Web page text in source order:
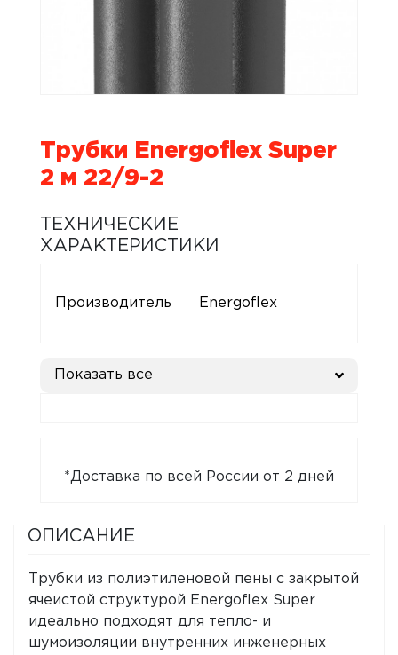
Трубки Energoflex Super
2 м 22/9-2
ТЕХНИЧЕСКИЕ
ХАРАКТЕРИСТИКИ
Производитель Energoflex
Показать все
*Доставка по всей России от 2 дней
ОПИСАНИЕ
Трубки из полиэтиленовой пены с закрытой
ячеистой структурой Energoflex Super
идеально подходят для тепло- и
шумоизоляции внутренних инженерных